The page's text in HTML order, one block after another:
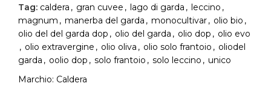
Abitur parturient praesent lectus quam a natoque
adipiscing a vestibulum hendre.
Diam parturient dictumst parturient scelerisque nibh
lectus.
Scelerisque adipiscing bibendum sem vestibulum et in
Tag: caldera , gran cuvee , lago di garda , leccino ,
magnum , manerba del garda , monocultivar, olio bio ,
olio del del garda dop , olio del garda , olio dop , olio evo
, olio extravergine , olio oliva , olio solo frantoio , oliodel
garda , oolio dop , solo frantoio , solo leccino , unico
Marchio: Caldera